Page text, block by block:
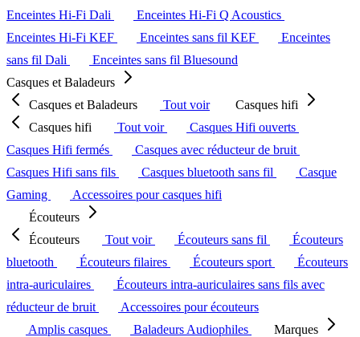
Enceintes Hi-Fi Dali
Enceintes Hi-Fi Q Acoustics
Enceintes Hi-Fi KEF
Enceintes sans fil KEF
Enceintes
sans fil Dali
Enceintes sans fil Bluesound
Casques et Baladeurs
Casques et Baladeurs
Tout voir
Casques hifi
Casques hifi
Tout voir
Casques Hifi ouverts
Casques Hifi fermés
Casques avec réducteur de bruit
Casques Hifi sans fils
Casques bluetooth sans fil
Casque
Gaming
Accessoires pour casques hifi
Écouteurs
Écouteurs
Tout voir Écouteurs sans fil
Écouteurs
bluetooth
Écouteurs filaires Écouteurs sport
Écouteurs
intra-auriculaires
Écouteurs intra-auriculaires sans fils avec
réducteur de bruit
Accessoires pour écouteurs
Amplis casques
Baladeurs Audiophiles
Marques